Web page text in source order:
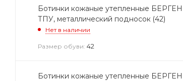
Ботинки кожаные утепленные
ТПУ, металлический подносок (42)
Нет в наличии
Размер обуви: 42
Ботинки кожаные утепленные